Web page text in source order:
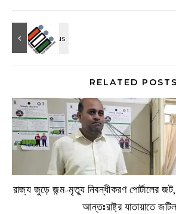
RELATED POSTS
রাজ্য জুড়ে জন্ম-মৃত্যু নিবন্ধীকরণ পোর্টালের
আন্তঃরাষ্ট্র যাতায়াতে